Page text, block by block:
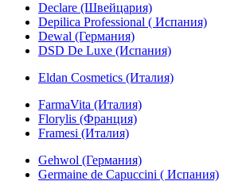
Declare (Швейцария)
Depilica Professional ( Испания)
Dewal (Германия)
DSD De Luxe (Испания)
Eldan Cosmetics (Италия)
FarmaVita (Италия)
Florylis (Франция)
Framesi (Италия)
Gehwol (Германия)
Germaine de Capuccini ( Испания)